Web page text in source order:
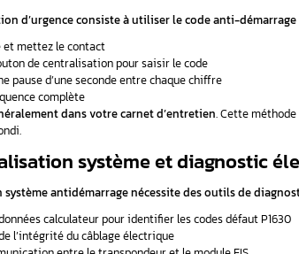
Cette protection de sécurité supplémentaire
2. Quels sont les
?
Plusieurs signaux d’erreur moteur peuvent
2.1. Message « Start Error